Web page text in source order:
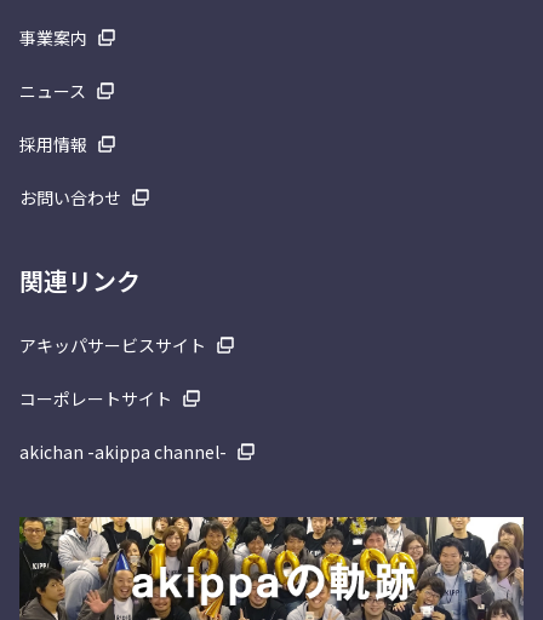
事業案内
ニュース
採用情報
お問い合わせ
関連リンク
アキッパサービスサイト
コーポレートサイト
akichan -akippa channel-